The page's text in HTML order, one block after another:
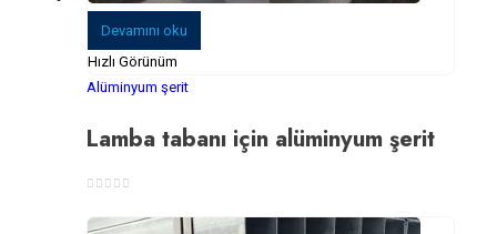
Devamını oku
Hızlı Görünüm
Alüminyum şerit
Lamba tabanı için alüminyum şerit